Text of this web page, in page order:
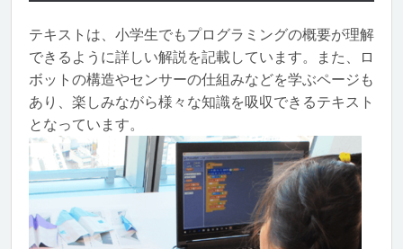
テキストは、小学生でもプログラミングの概要が理解
できるように詳しい解説を記載しています。また、ロ
ボットの構造やセンサーの仕組みなどを学ぶページも
あり、楽しみながら様々な知識を吸収できるテキスト
となっています。